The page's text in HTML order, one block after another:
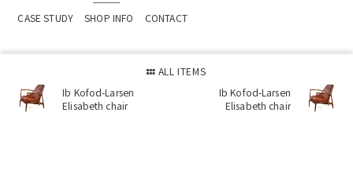
ALL ITEMS
Ib Kofod-Larsen
Elisabeth chair
Ib Kofod-Larsen
Elisabeth chair
CASE STUDY
SHOP INFO CONTACT
〒104-0061 中央区銀座1-9-6 1F
Tel:03-3535-3235
営業時間 : 12:00-18:00 /水曜定休